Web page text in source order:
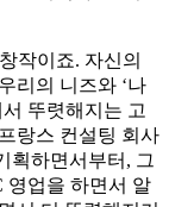
작이죠. 자신의
리의 니즈와 ‘나
뚜렷해지는 고
랑스 컨설팅 회사
획하면서부터, 그
영업을 하면서 알